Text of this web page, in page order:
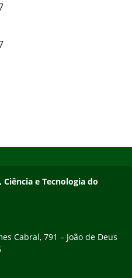
e Tecnologia do
Cabral, 791 – João de Deus